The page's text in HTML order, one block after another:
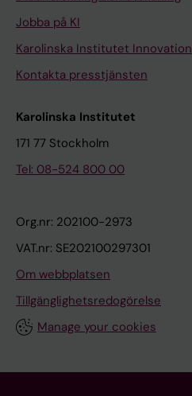
Jobba på KI
Karolinska Institutet Innovation
Kontakta presstjänsten
Karolinska Institutet
171 77 Stockholm
Tel: 08-524 800 00
Org.nr: 202100-2973
VAT.nr: SE202100297301
Om webbplatsen
Tillgänglighetsredogörelse
Manage your cookies